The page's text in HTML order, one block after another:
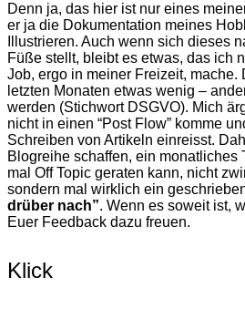
Denn ja, das hier ist nur eines
er ja die Dokumentation meines
Illustrieren. Auch wenn sich dieses
Füße stellt, bleibt es etwas, das ich
Job, ergo in meiner Freizeit, mache.
letzten Monaten etwas wenig –
werden (Stichwort DSGVO). Mich
nicht in einen “Post Flow” komme
Schreiben von Artikeln einreisst.
Blogreihe schaffen, ein monatliches
mal Off Topic geraten kann, nicht
sondern mal wirklich ein
drüber nach”. Wenn es soweit ist,
Euer Feedback dazu freuen.
Klick